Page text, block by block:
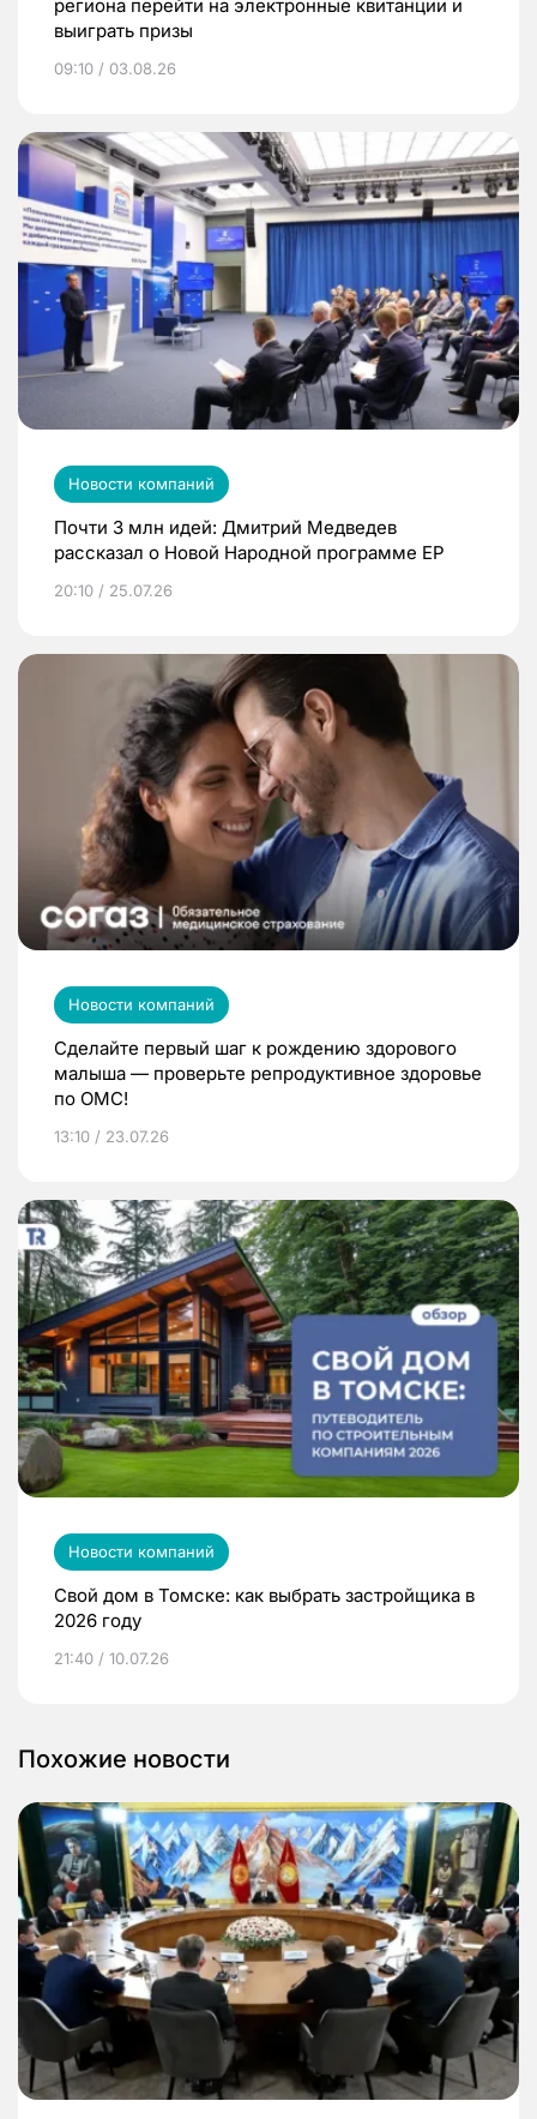
региона перейти на электронные квитанции и
выиграть призы
09:10 / 03.08.26
Новости компаний
Почти 3 млн идей: Дмитрий Медведев
рассказал о Новой Народной программе ЕР
20:10 / 25.07.26
Новости компаний
Сделайте первый шаг к рождению здорового
малыша — проверьте репродуктивное здоровье
по ОМС!
13:10 / 23.07.26
Новости компаний
Свой дом в Томске: как выбрать застройщика в
2026 году
21:40 / 10.07.26
Похожие новости